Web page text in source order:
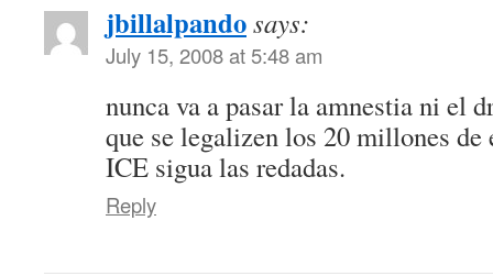
jbillalpandosays:
July 15, 2008 at 5:48 am
nunca va a pasar la amnestia ni el
que se legalizen los 20 millones de
ICE sigua las redadas.
Reply